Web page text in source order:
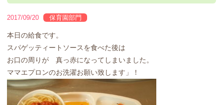
2017/09/20 保育園部門
本日の給食です。
スパゲッティートソースを食べた後は
お口の周りが 真っ赤になってしまいました。
ママエプロンのお洗濯お願い致します」！